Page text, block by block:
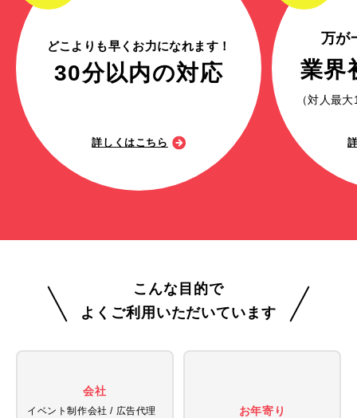
どこよりも早くお力になれます！
30分以内の対応
詳しくはこちら
万が
業界
（対人最
こんな目的で
よくご利用いただいています
会社
イベント制作会社 / 広告代理
お年寄り